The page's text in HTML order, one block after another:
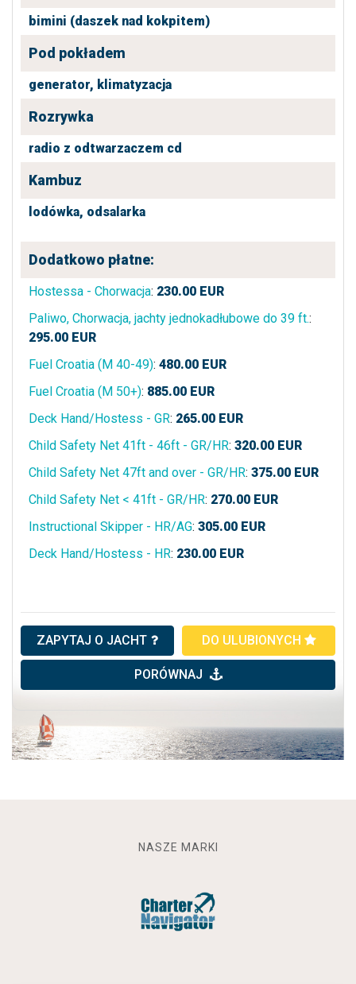
bimini (daszek nad kokpitem)
Pod pokładem
generator, klimatyzacja
Rozrywka
radio z odtwarzaczem cd
Kambuz
lodówka, odsalarka
Dodatkowo płatne:
Hostessa - Chorwacja: 230.00 EUR
Paliwo, Chorwacja, jachty jednokadłubowe do 39 ft.:
295.00 EUR
Fuel Croatia (M 40-49): 480.00 EUR
Fuel Croatia (M 50+): 885.00 EUR
Deck Hand/Hostess - GR: 265.00 EUR
Child Safety Net 41ft - 46ft - GR/HR: 320.00 EUR
Child Safety Net 47ft and over - GR/HR: 375.00 EUR
Child Safety Net < 41ft - GR/HR: 270.00 EUR
Instructional Skipper - HR/AG: 305.00 EUR
Deck Hand/Hostess - HR: 230.00 EUR
ZAPYTAJ O JACHT DO ULUBIONYCH
PORÓWNAJ
NASZE MARKI